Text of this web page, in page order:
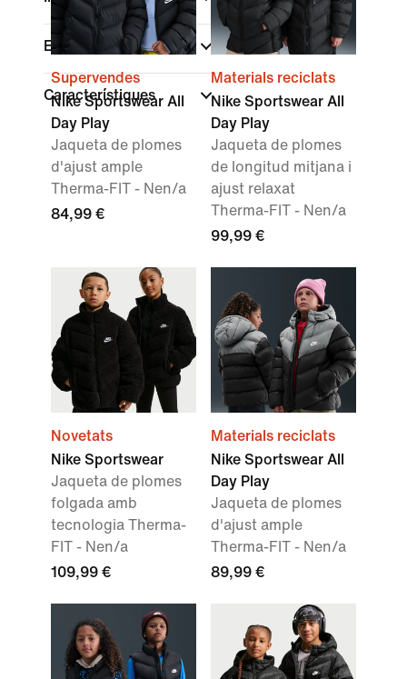
Esports
Característiques
Supervendes
Nike Sportswear All
Day Play
Jaqueta de plomes
d'ajust ample
Therma-FIT - Nen/a
84,99 €
Materials reciclats
Nike Sportswear All
Day Play
Jaqueta de plomes
de longitud mitjana i
ajust relaxat
Therma-FIT - Nen/a
99,99 €
Novetats
Nike Sportswear
Jaqueta de plomes
folgada amb
tecnologia Therma-
FIT - Nen/a
109,99 €
Materials reciclats
Nike Sportswear All
Day Play
Jaqueta de plomes
d'ajust ample
Therma-FIT - Nen/a
89,99 €